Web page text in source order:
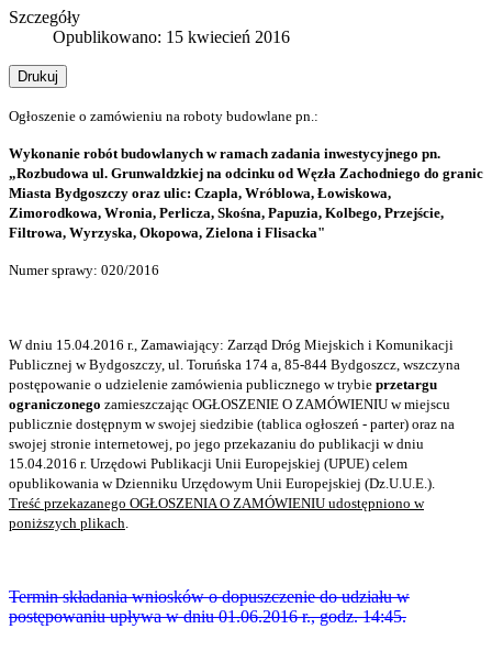
Szczegóły
Opublikowano: 15 kwiecień 2016
Drukuj
Ogłoszenie o zamówieniu na roboty budowlane pn.:
Wykonanie robót budowlanych w ramach zadania inwestycyjnego pn.
„Rozbudowa ul. Grunwaldzkiej na odcinku od Węzła Zachodniego do granic
Miasta Bydgoszczy oraz ulic: Czapla, Wróblowa, Łowiskowa,
Zimorodkowa, Wronia, Perlicza, Skośna, Papuzia, Kolbego, Przejście,
Filtrowa, Wyrzyska, Okopowa, Zielona i Flisacka"
Numer sprawy: 020/2016
W dniu 15.04.2016 r., Zamawiający: Zarząd Dróg Miejskich i Komunikacji
Publicznej w Bydgoszczy, ul. Toruńska 174 a, 85-844 Bydgoszcz, wszczyna
postępowanie o udzielenie zamówienia publicznego w trybie przetargu
ograniczonego zamieszczając OGŁOSZENIE O ZAMÓWIENIU w miejscu
publicznie dostępnym w swojej siedzibie (tablica ogłoszeń - parter) oraz na
swojej stronie internetowej, po jego przekazaniu do publikacji w dniu
15.04.2016 r. Urzędowi Publikacji Unii Europejskiej (UPUE) celem
opublikowania w Dzienniku Urzędowym Unii Europejskiej (Dz.U.U.E.).
Treść przekazanego OGŁOSZENIA O ZAMÓWIENIU udostępniono w
poniższych plikach
Termin składania wniosków o dopuszczenie do udziału w
postępowaniu upływaw dniu 01.06.2016 r., godz. 14:45.